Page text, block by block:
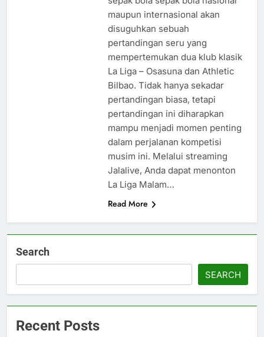
maupun internasional akan
disuguhkan sebuah
pertandingan seru yang
mempertemukan dua klub klasik
La Liga – Osasuna dan Athletic
Bilbao. Tidak hanya sekadar
pertandingan biasa, tetapi
pertandingan ini diharapkan
mampu menjadi momen penting
dalam perjalanan kompetisi
musim ini. Melalui streaming
Jalalive, Anda dapat menonton
La Liga Malam…
Read More
Search
SEARCH
Recent Posts